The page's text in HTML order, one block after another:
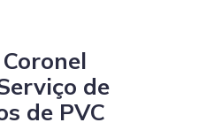
de
de PVC